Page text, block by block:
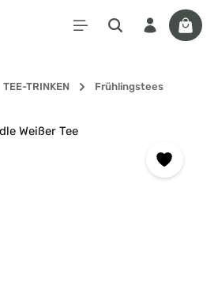
TEE-TRINKEN Frühlingstees